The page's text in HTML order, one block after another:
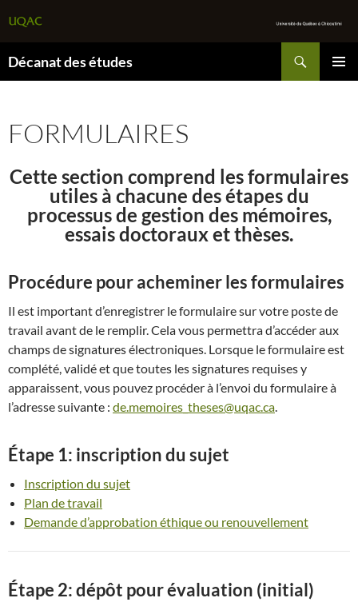
Décanat des études
FORMULAIRES
Cette section comprend les formulaires
utiles à chacune des étapes du
processus de gestion des mémoires,
essais doctoraux et thèses.
Procédure pour acheminer les formulaires
Il est important d’enregistrer le formulaire sur votre poste de
travail avant de le remplir. Cela vous permettra d’accéder aux
champs de signatures électroniques. Lorsque le formulaire est
complété, validé et que toutes les signatures requises y
apparaissent, vous pouvez procéder à l’envoi du formulaire à
l’adresse suivante : de.memoires_theses@uqac.ca.
Étape 1: inscription du sujet
Inscription du sujet
Plan de travail
Demande d’approbation éthique ou renouvellement
Étape 2: dépôt pour évaluation (initial)